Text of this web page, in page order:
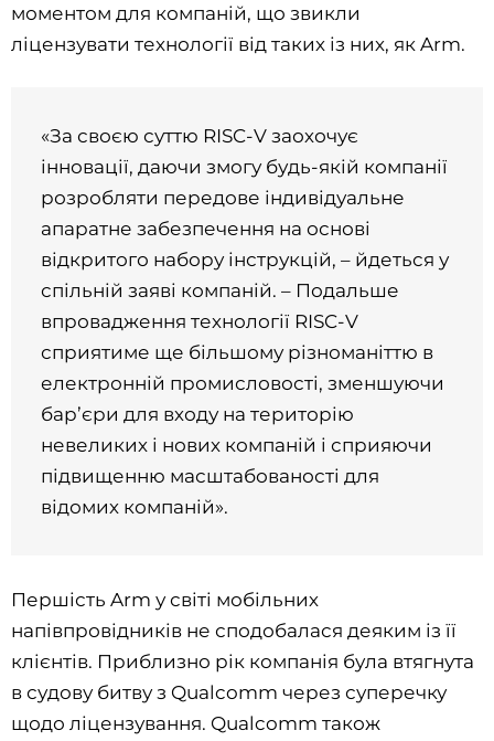
моментом для компаній, що звикли
ліцензувати технології від таких із них, як Arm.
«За своєю суттю RISC-V заохочує
інновації, даючи змогу будь-якій компанії
розробляти передове індивідуальне
апаратне забезпечення на основі
відкритого набору інструкцій, – йдеться у
спільній заяві компаній. – Подальше
впровадження технології RISC-V
сприятиме ще більшому різноманіттю в
електронній промисловості, зменшуючи
бар’єри для входу на територію
невеликих і нових компаній і сприяючи
підвищенню масштабованості для
відомих компаній».
Першість Arm у світі мобільних
напівпровідників не сподобалася деяким із її
клієнтів. Приблизно рік компанія була втягнута
в судову битву з Qualcomm через суперечку
щодо ліцензування. Qualcomm також